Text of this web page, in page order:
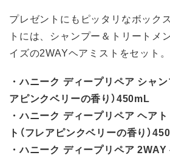
プレゼントにもピッタリなボック
トには、シャンプー＆トリートメ
イズの2WAYヘアミストをセット。
・ハニーク ディープリペア シャ
アピンクベリーの香り）450mL
・ハニーク ディープリペア ヘア
ト（フレアピンクベリーの香り）
・ハニーク ディープリペア